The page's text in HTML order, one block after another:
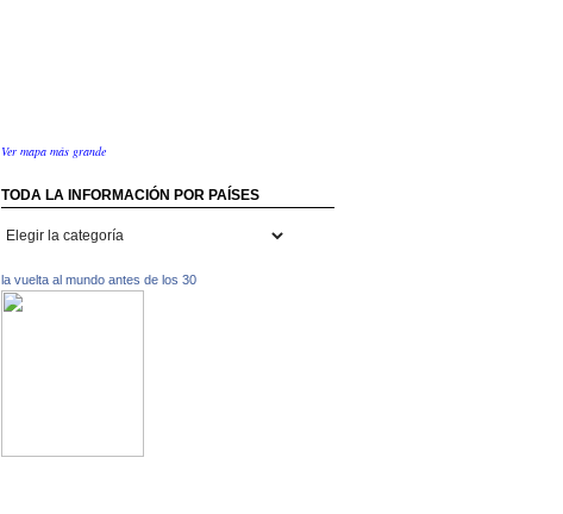
Ver mapa más grande
TODA LA INFORMACIÓN POR PAÍSES
Toda
información
por
países
la vuelta al mundo antes de los 30